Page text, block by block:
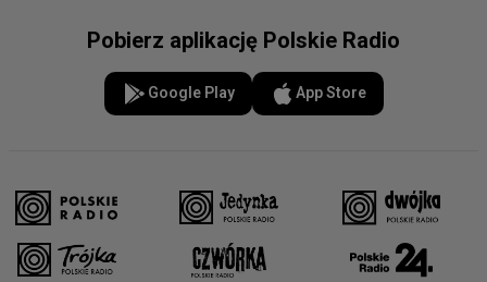
Pobierz aplikację Polskie Radio
Google Play App Store